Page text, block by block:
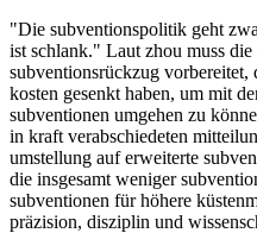
"Die subventionspolitik geht
ist schlank." Laut zhou muss
subventionsrückzug
kosten gesenkt haben, um mit
subventionen umgehen zu
in kraft verabschiedeten
umstellung auf erweiterte
die insgesamt weniger
subventionen für höhere
präzision, disziplin und